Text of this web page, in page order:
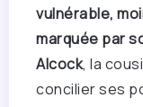
vulnérable,
marquée par
Alcock, la
concilier ses